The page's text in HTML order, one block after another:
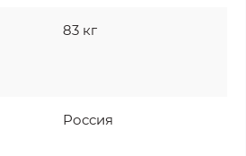
83 кг
Россия